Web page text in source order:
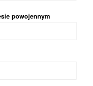
powojennym